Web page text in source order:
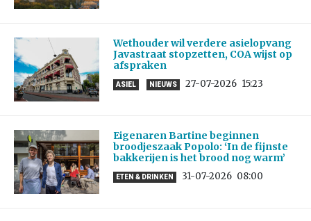
Wethouder wil verdere asielopvang
Javastraat stopzetten, COA wijst op
afspraken
ASIEL NIEUWS 27-07-2026 15:23
Eigenaren Bartine beginnen
broodjeszaak Popolo: ‘In de fijnste
bakkerijen is het brood nog warm’
ETEN & DRINKEN 31-07-2026 08:00